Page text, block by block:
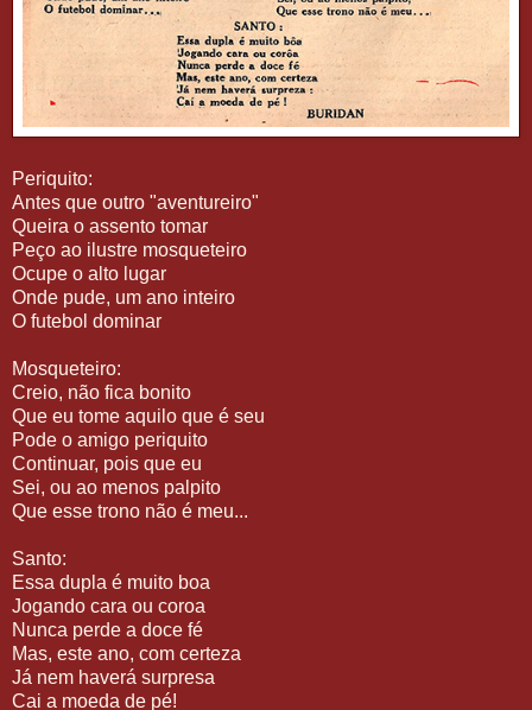
Periquito:
Antes que outro "aventureiro"
Queira o assento tomar
Peço ao ilustre mosqueteiro
Ocupe o alto lugar
Onde pude, um ano inteiro
O futebol dominar
Mosqueteiro:
Creio, não fica bonito
Que eu tome aquilo que é seu
Pode o amigo periquito
Continuar, pois que eu
Sei, ou ao menos palpito
Que esse trono não é meu...
Santo:
Essa dupla é muito boa
Jogando cara ou coroa
Nunca perde a doce fé
Mas, este ano, com certeza
Já nem haverá surpresa
Cai a moeda de pé!